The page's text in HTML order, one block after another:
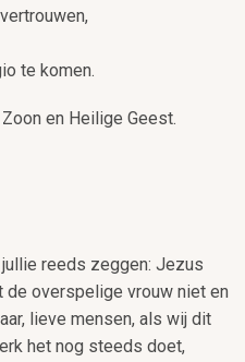
te komen.
en Heilige Geest.
jullie reeds zeggen: Jezus
overspelige vrouw niet en
lieve mensen, als wij dit
het nog steeds doet,